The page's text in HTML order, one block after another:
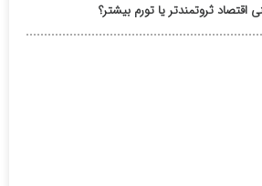
اقتصاد ثروتمندتر یا تورم بیشتر؟